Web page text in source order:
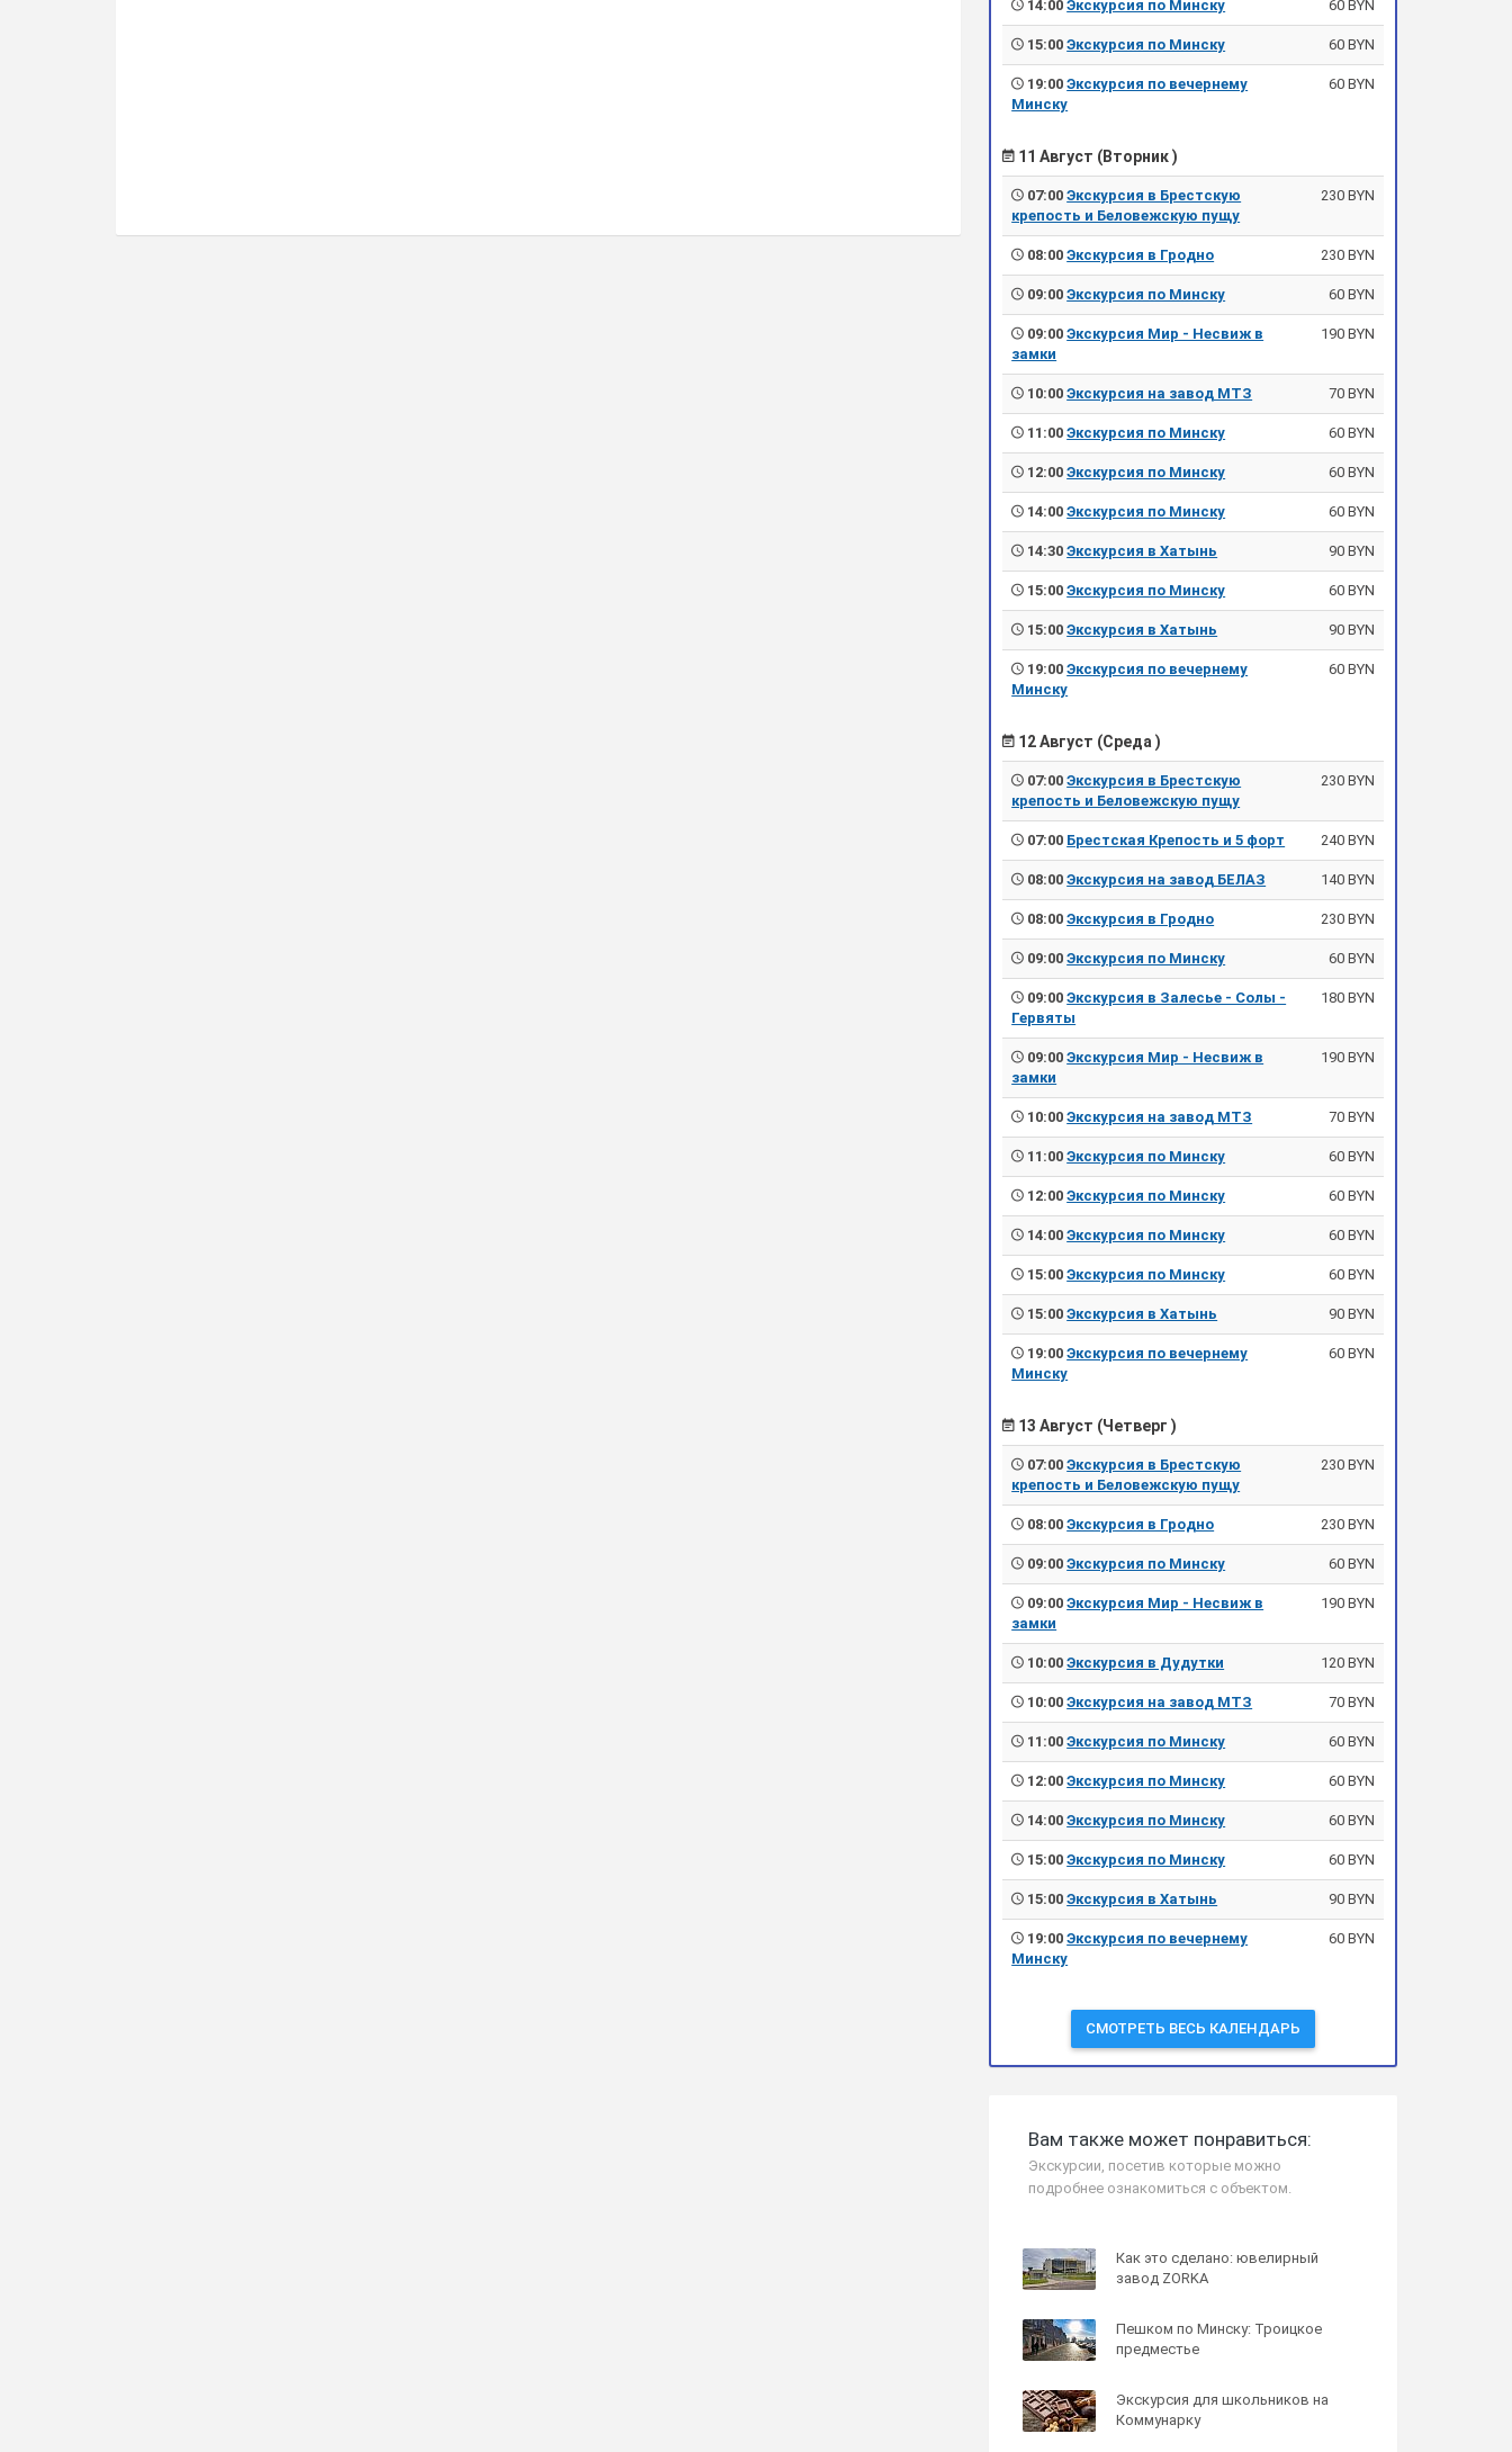
14:00Экскурсия по Минску 60 BYN
15:00Экскурсия по Минску 60 BYN
19:00Экскурсия по вечернему
Минску
60 BYN
11 Август (Вторник )
07:00Экскурсия в Брестскую
крепость и Беловежскую пущу
230 BYN
08:00Экскурсия в Гродно 230 BYN
09:00Экскурсия по Минску 60 BYN
09:00Экскурсия Мир - Несвиж в
замки
190 BYN
10:00Экскурсия на завод МТЗ 70 BYN
11:00Экскурсия по Минску 60 BYN
12:00Экскурсия по Минску 60 BYN
14:00Экскурсия по Минску 60 BYN
14:30Экскурсия в Хатынь 90 BYN
15:00Экскурсия по Минску 60 BYN
15:00Экскурсия в Хатынь 90 BYN
19:00Экскурсия по вечернему
Минску
60 BYN
12 Август (Среда )
07:00Экскурсия в Брестскую
крепость и Беловежскую пущу
230 BYN
07:00 Брестская Крепость и 5 форт 240 BYN
08:00Экскурсия на завод БЕЛАЗ 140 BYN
08:00Экскурсия в Гродно 230 BYN
09:00Экскурсия по Минску 60 BYN
09:00Экскурсия в Залесье - Солы -
Гервяты
180 BYN
09:00Экскурсия Мир - Несвиж в
замки
190 BYN
10:00Экскурсия на завод МТЗ 70 BYN
11:00Экскурсия по Минску 60 BYN
12:00Экскурсия по Минску 60 BYN
14:00Экскурсия по Минску 60 BYN
15:00Экскурсия по Минску 60 BYN
15:00Экскурсия в Хатынь 90 BYN
19:00Экскурсия по вечернему
Минску
60 BYN
13 Август (Четверг )
07:00Экскурсия в Брестскую
крепость и Беловежскую пущу
230 BYN
08:00Экскурсия в Гродно 230 BYN
09:00Экскурсия по Минску 60 BYN
09:00Экскурсия Мир - Несвиж в
замки
190 BYN
10:00Экскурсия в Дудутки 120 BYN
10:00Экскурсия на завод МТЗ 70 BYN
11:00Экскурсия по Минску 60 BYN
12:00Экскурсия по Минску 60 BYN
14:00Экскурсия по Минску 60 BYN
15:00Экскурсия по Минску 60 BYN
15:00Экскурсия в Хатынь 90 BYN
19:00Экскурсия по вечернему
Минску
60 BYN
СМОТРЕТЬ ВЕСЬ КАЛЕНДАРЬ
Вам также может понравиться:
Экскурсии, посетив которые можно
подробнее ознакомиться с объектом.
Как это сделано: ювелирный
завод ZORKA
Пешком по Минску: Троицкое
предместье
Экскурсия для школьников на
Коммунарку